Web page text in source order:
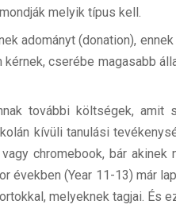
melyik típus kell.
adományt (donation),
cserébe magasabb
további költségek, amit
kívüli tanulási
chromebook, bár
években (Year 11-13) már
melyeknek tagjai. És